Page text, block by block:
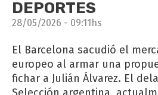
DEPORTES
28/05/2026 - 09:11hs
El Barcelona sacudió el
europeo al armar una
fichar a Julián Álvarez. El
Selección argentina,